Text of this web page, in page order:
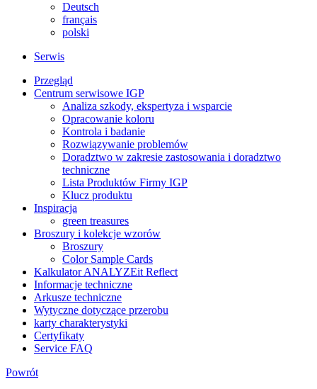
Deutsch
français
polski
Serwis
Przegląd
Centrum serwisowe IGP
Analiza szkody, ekspertyza i wsparcie
Opracowanie koloru
Kontrola i badanie
Rozwiązywanie problemów
Doradztwo w zakresie zastosowania i doradztwo
techniczne
Lista Produktów Firmy IGP
Klucz produktu
Inspiracja
green treasures
Broszury i kolekcje wzorów
Broszury
Color Sample Cards
Kalkulator ANALYZEit Reflect
Informacje techniczne
Arkusze techniczne
Wytyczne dotyczące przerobu
karty charakterystyki
Certyfikaty
Service FAQ
Powrót